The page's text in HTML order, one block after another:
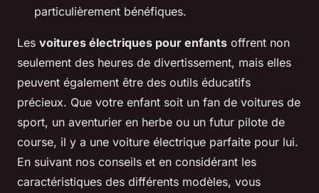
particulièrement bénéfiques.
Les voitures électriques pour enfants offrent non
seulement des heures de divertissement, mais elles
peuvent également être des outils éducatifs
précieux. Que votre enfant soit un fan de voitures de
sport, un aventurier en herbe ou un futur pilote de
course, il y a une voiture électrique parfaite pour lui.
En suivant nos conseils et en considérant les
caractéristiques des différents modèles, vous